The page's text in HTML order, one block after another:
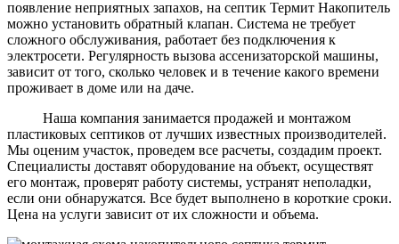
появление неприятных запахов, на септик Термит Накопитель
можно установить обратный клапан. Система не требует
сложного обслуживания, работает без подключения к
электросети. Регулярность вызова ассенизаторской машины,
зависит от того, сколько человек и в течение какого времени
проживает в доме или на даче.
Наша компания занимается продажей и монтажом
пластиковых септиков от лучших известных производителей.
Мы оценим участок, проведем все расчеты, создадим проект.
Специалисты доставят оборудование на объект, осуществят
его монтаж, проверят работу системы, устранят неполадки,
если они обнаружатся. Все будет выполнено в короткие сроки.
Цена на услуги зависит от их сложности и объема.